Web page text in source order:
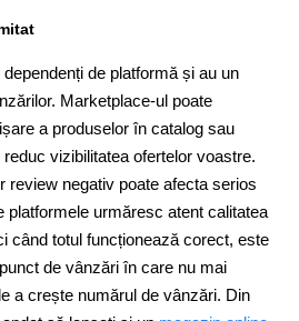
de platformă și au un
Marketplace-ul poate
a produselor în catalog sau
vizibilitatea ofertelor voastre.
review negativ poate afecta serios
platformele urmăresc atent calitatea
când totul funcționează corect, este
de vânzări în care nu mai
a crește numărul de vânzări. Din